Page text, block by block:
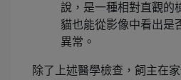
說，是一種相對直觀的
貓也能從影像中看出是
異常。
除了上述醫學檢查，飼主在